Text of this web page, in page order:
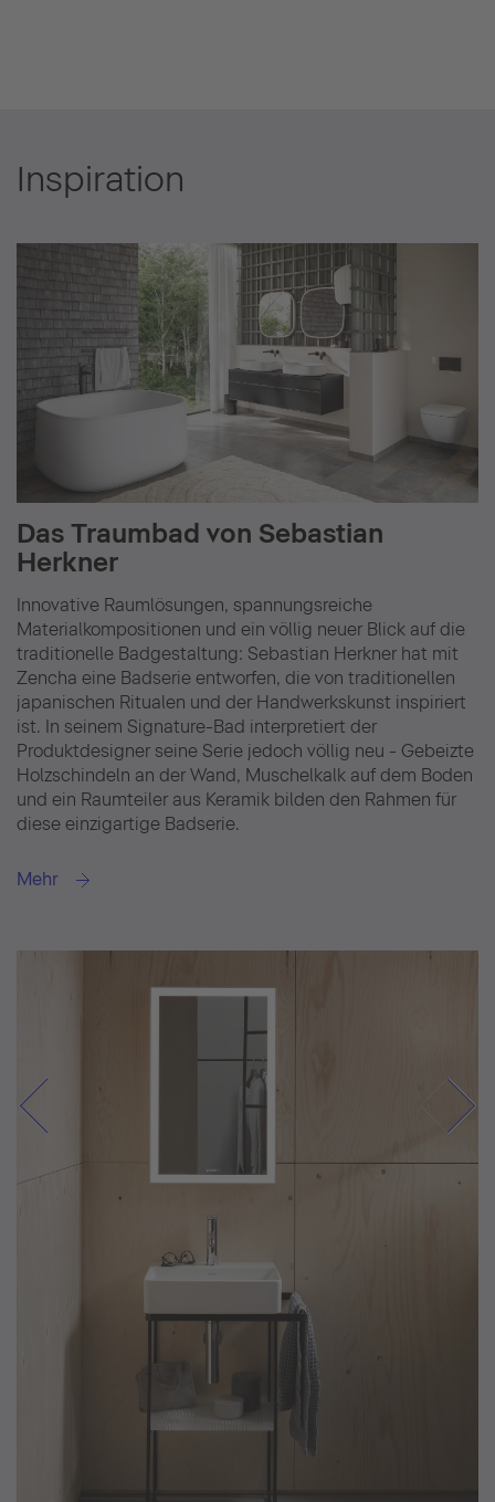
Inspiration
Das Traumbad von Sebastian
Herkner
Innovative Raumlösungen, spannungsreiche
Materialkompositionen und ein völlig neuer Blick auf die
traditionelle Badgestaltung: Sebastian Herkner hat mit
Zencha eine Badserie entworfen, die von traditionellen
japanischen Ritualen und der Handwerkskunst inspiriert
ist. In seinem Signature-Bad interpretiert der
Produktdesigner seine Serie jedoch völlig neu - Gebeizte
Holzschindeln an der Wand, Muschelkalk auf dem Boden
und ein Raumteiler aus Keramik bilden den Rahmen für
diese einzigartige Badserie.
Mehr